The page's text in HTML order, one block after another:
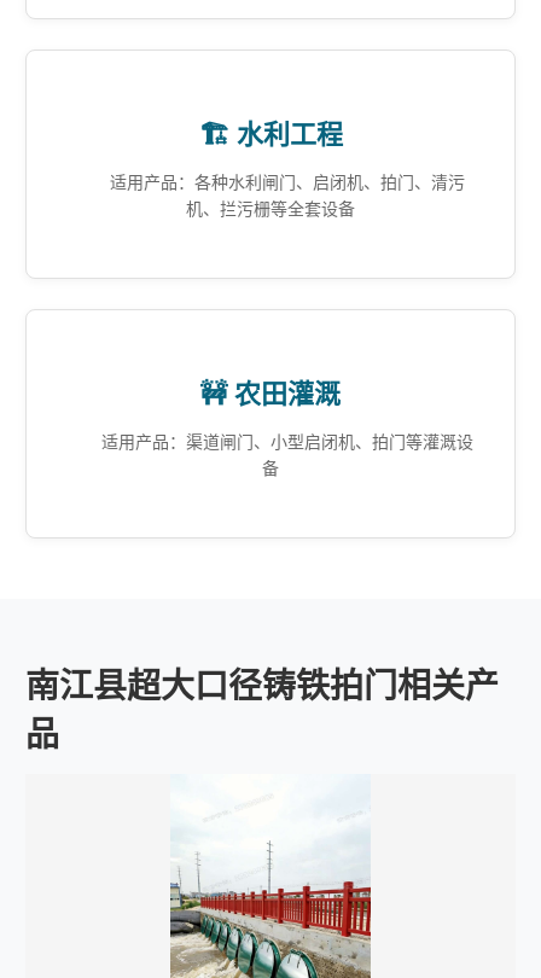
🏗️ 水利工程
适用产品：各种水利闸门、启闭机、拍门、清污
机、拦污栅等全套设备
🚧 农田灌溉
适用产品：渠道闸门、小型启闭机、拍门等灌溉设
备
南江县超大口径铸铁拍门相关产
品